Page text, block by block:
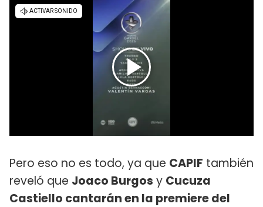
Pero eso no es todo, ya que CAPIF también
reveló que Joaco Burgos y Cucuza
Castiello cantarán en la premiere del